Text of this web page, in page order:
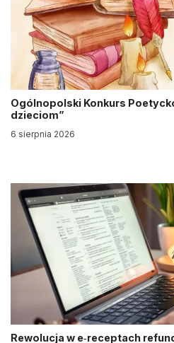
Ogólnopolski Konkurs
dzieciom”
6 sierpnia 2026
Rewolucja w e‑receptach